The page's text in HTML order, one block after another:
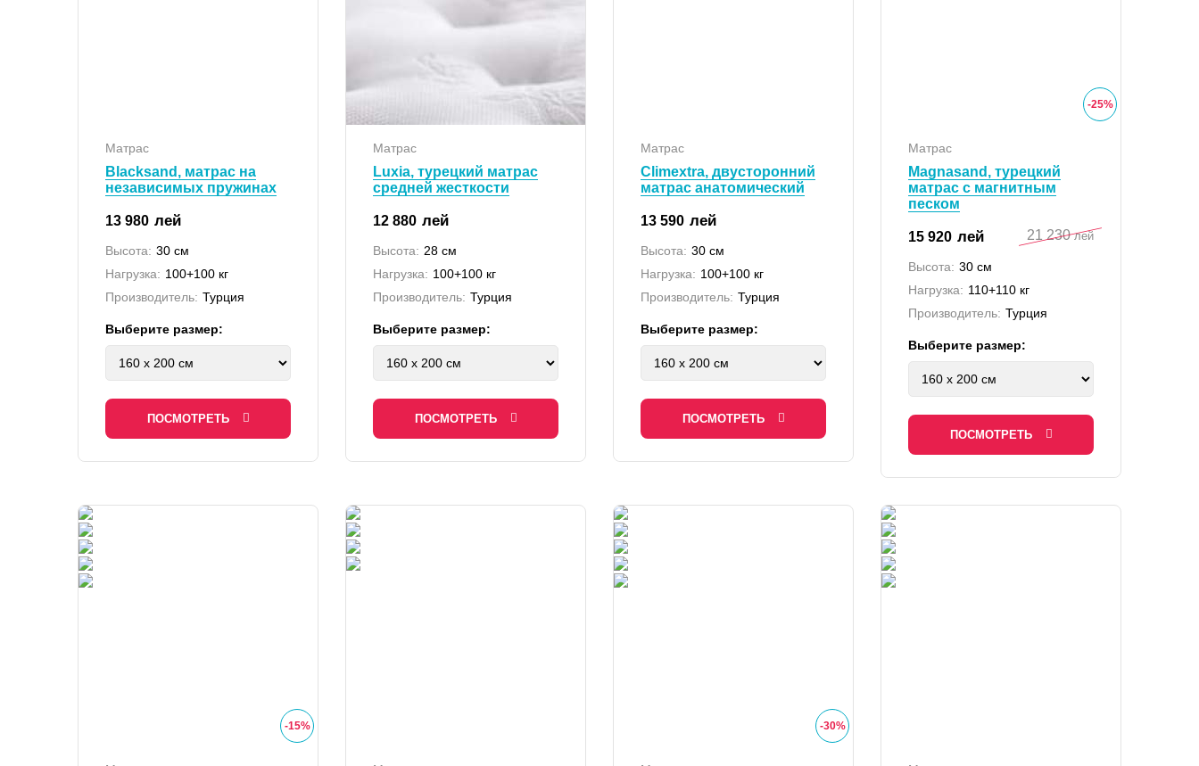
Матрас
Blacksand, матрас на
независимых пружинах
13 980 лей
Высота: 30 см
Нагрузка: 100+100 кг
Производитель: Турция
Выберите размер:
ПОСМОТРЕТЬ
Матрас
Luxia, турецкий матрас
средней жесткости
12 880 лей
Высота: 28 см
Нагрузка: 100+100 кг
Производитель: Турция
Выберите размер:
ПОСМОТРЕТЬ
Матрас
Climextra, двусторонний
матрас анатомический
13 590 лей
Высота: 30 см
Нагрузка: 100+100 кг
Производитель: Турция
Выберите размер:
ПОСМОТРЕТЬ
-25%
Матрас
Magnasand, турецкий
матрас с магнитным
песком
15 920 лей 21 230 лей
Высота: 30 см
Нагрузка: 110+110 кг
Производитель: Турция
Выберите размер:
ПОСМОТРЕТЬ
-15% -30%